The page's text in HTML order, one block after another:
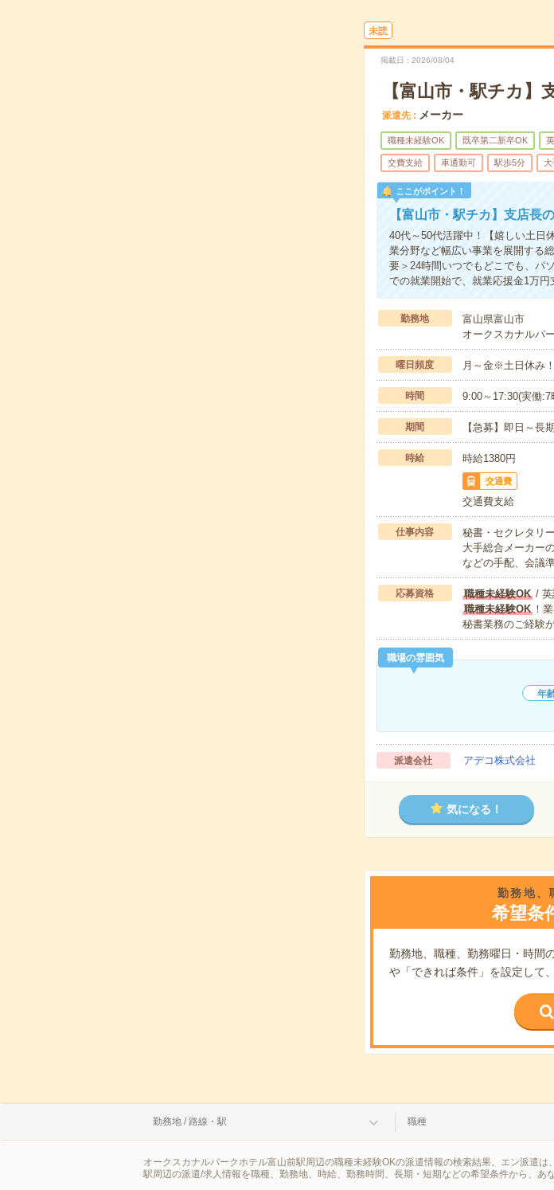
未読
掲載日 2026/08/04
【富山市・駅チカ】
派遣先 メーカー
職種未経験OK 既卒第二新卒OK
交費支給 車通勤可 駅歩5分 大
ここがポイント！
【富山市・駅チカ】支店長
40代～50代活躍中！【嬉しい土日
業分野など幅広い事業を展開する
要＞24時間いつでもどこでも、パ
での就業開始で、就業応援金1万円
勤務地
富山県富山市
オークスカナルパ
曜日頻度 月～金※土日休み！
時間 9:00～17:30(実働
期間 【急募】即日～
時給 時給1380円
交通費
交通費支給
仕事内容
秘書・セクレタリー
大手総合メーカー
などの手配、会議
応募資格 職種未経験OK/ 英
職種未経験OK ！
秘書業務のご経験
職場の雰囲気
年
派遣会社 アデコ株式会社
気になる！
勤務地、
希望条
勤務地、職種、勤務曜日・時間の
や「できれば条件」を設定して
勤務地 / 路線・駅 職種
オークスカナルパークホテル富山前駅周辺の職種未経験OKの派遣情報の検索結果。エン派遣
駅周辺の派遣/求人情報を職種、勤務地、時給、勤務時間、長期・短期などの希望条件から、あ